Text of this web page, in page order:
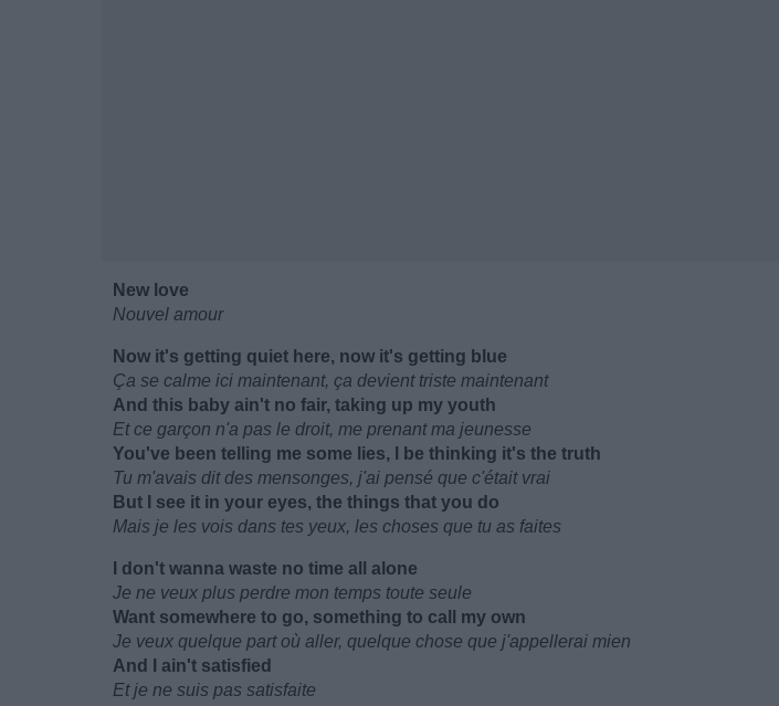
New love
Nouvel amour
Now it's getting quiet here, now it's getting blue
Ça se calme ici maintenant, ça devient triste maintenant
And this baby ain't no fair, taking up my youth
Et ce garçon n'a pas le droit, me prenant ma jeunesse
You've been telling me some lies, I be thinking it's the truth
Tu m'avais dit des mensonges, j'ai pensé que c'était vrai
But I see it in your eyes, the things that you do
Mais je les vois dans tes yeux, les choses que tu as faites
I don't wanna waste no time all alone
Je ne veux plus perdre mon temps toute seule
Want somewhere to go, something to call my own
Je veux quelque part où aller, quelque chose que j'appellerai mien
And I ain't satisfied
Et je ne suis pas satisfaite